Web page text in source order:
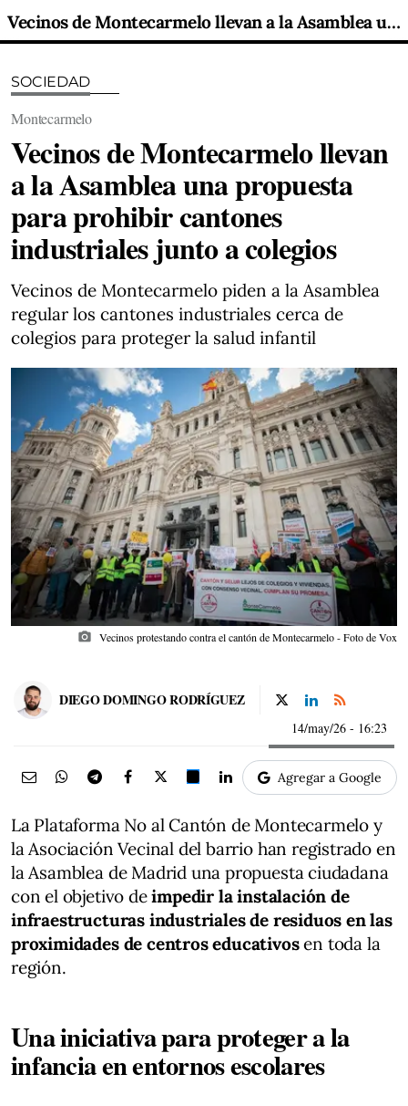
Vecinos de Montecarmelo llevan a la Asamblea una propuesta para prohibir cantones industriales junto a colegios
SOCIEDAD
Montecarmelo
Vecinos de Montecarmelo llevan
a la Asamblea una propuesta
para prohibir cantones
industriales junto a colegios
Vecinos de Montecarmelo piden a la Asamblea
regular los cantones industriales cerca de
colegios para proteger la salud infantil
photo_camera Vecinos protestando contra el cantón de Montecarmelo - Foto de Vox
DIEGO DOMINGO RODRÍGUEZ
14/may/26 - 16:23
Agregar a Google
La Plataforma No al Cantón de Montecarmelo y
la Asociación Vecinal del barrio han registrado en
la Asamblea de Madrid una propuesta ciudadana
con el objetivo deimpedir la instalación de
infraestructuras industriales de residuos en las
proximidades de centros educativosen toda la
región.
Una iniciativa para proteger a la
infancia en entornos escolares